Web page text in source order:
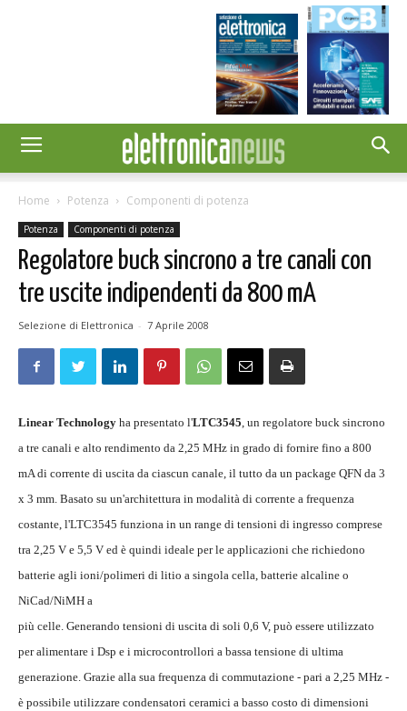
Home Potenza Componenti di potenza
Potenza Componenti di potenza
Regolatore buck sincrono a tre canali con
tre uscite indipendenti da 800 mA
Selezione di Elettronica - 7 Aprile 2008
Linear Technology ha presentato l'LTC3545, un regolatore buck sincrono
a tre canali e alto rendimento da 2,25 MHz in grado di fornire fino a 800
mA di corrente di uscita da ciascun canale, il tutto da un package QFN da 3
x 3 mm. Basato su un'architettura in modalità di corrente a frequenza
costante, l'LTC3545 funziona in un range di tensioni di ingresso comprese
tra 2,25 V e 5,5 V ed è quindi ideale per le applicazioni che richiedono
batterie agli ioni/polimeri di litio a singola cella, batterie alcaline o
NiCad/NiMH a
più celle. Generando tensioni di uscita di soli 0,6 V, può essere utilizzato
per alimentare i Dsp e i microcontrollori a bassa tensione di ultima
generazione. Grazie alla sua frequenza di commutazione - pari a 2,25 MHz -
è possibile utilizzare condensatori ceramici a basso costo di dimensioni